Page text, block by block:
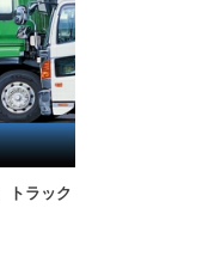
トラック